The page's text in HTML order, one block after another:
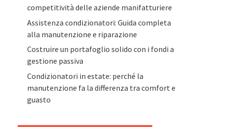
competitività delle aziende manifatturiere
Assistenza condizionatori: Guida completa
alla manutenzione e riparazione
Costruire un portafoglio solido con i fondi a
gestione passiva
Condizionatori in estate: perché la
manutenzione fa la differenza tra comfort e
guasto